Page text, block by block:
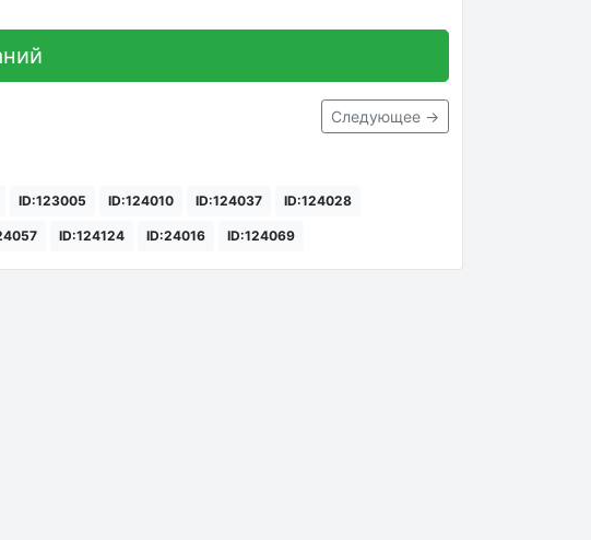
Следующее →
ID:123005 ID:124010 ID:124037 ID:124028
ID:124124 ID:24016 ID:124069